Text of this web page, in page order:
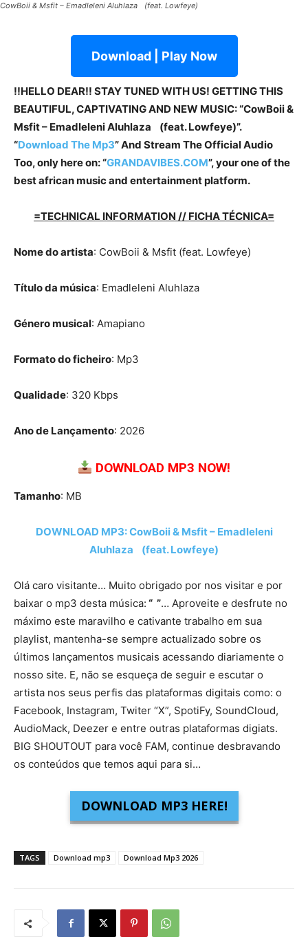
CowBoii & Msfit – Emadleleni Aluhlaza (feat. Lowfeye)
Download | Play Now
!!HELLO DEAR!! STAY TUNED WITH US! GETTING THIS
BEAUTIFUL, CAPTIVATING AND NEW MUSIC: “CowBoii &
Msfit – Emadleleni Aluhlaza (feat. Lowfeye)”.
“Download The Mp3” And Stream The Official Audio
Too, only here on: “GRANDAVIBES.COM”, your one of the
best african music and entertainment platform.
=TECHNICAL INFORMATION // FICHA TÉCNICA=
Nome do artista: CowBoii & Msfit (feat. Lowfeye)
Título da música: Emadleleni Aluhlaza
Género musical: Amapiano
Formato do ficheiro: Mp3
Qualidade: 320 Kbps
Ano de Lançamento: 2026
DOWNLOAD MP3 NOW!
Tamanho: MB
DOWNLOAD MP3: CowBoii & Msfit – Emadleleni
Aluhlaza (feat. Lowfeye)
Olá caro visitante… Muito obrigado por nos visitar e por
baixar o mp3 desta música: “ ”… Aproveite e desfrute no
máximo este maravilho e cativante trabalho em sua
playlist, mantenha-se sempre actualizado sobre os
últimos lançamentos musicais acessando diariamente o
nosso site. E, não se esqueça de seguir e escutar o
artista nos seus perfis das plataformas digitais como: o
Facebook, Instagram, Twiter “X”, SpotiFy, SoundCloud,
AudioMack, Deezer e entre outras plataformas digiats.
BIG SHOUTOUT para você FAM, continue desbravando
os conteúdos que temos aqui para si…
DOWNLOAD MP3 HERE!
TAGS Download mp3 Download Mp3 2026